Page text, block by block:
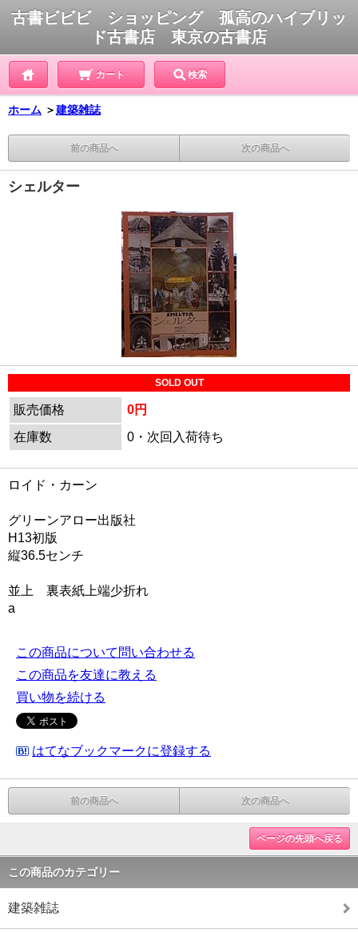
古書ビビビ ショッピング 孤高のハイブリッ
ド古書店 東京の古書店
カート 検索
ホーム ＞建築雑誌
前の商品へ 次の商品へ
シェルター
SOLD OUT
販売価格
0円
在庫数
0・次回入荷待ち
ロイド・カーン
グリーンアロー出版社
H13初版
縦36.5センチ
並上 裏表紙上端少折れ
a
この商品について問い合わせる
この商品を友達に教える
買い物を続ける
はてなブックマークに登録する
前の商品へ 次の商品へ
ページの先頭へ戻る
この商品のカテゴリー
建築雑誌